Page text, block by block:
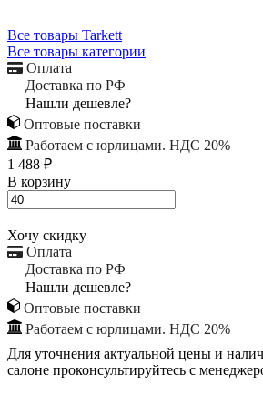
Все товары Tarkett
Все товары категории
Оплата
Доставка по РФ
Нашли дешевле?
Оптовые поставки
Работаем с юрлицами. НДС 20%
1 488 ₽
В корзину
Хочу скидку
Оплата
Доставка по РФ
Нашли дешевле?
Оптовые поставки
Работаем с юрлицами. НДС 20%
Для уточнения актуальной цены и
салоне проконсультируйтесь с